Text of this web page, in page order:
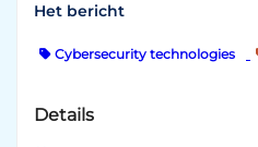
Het bericht
Cybersecurity technologies
Details